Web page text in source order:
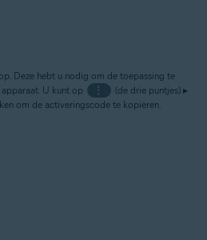
Deze hebt u nodig om de toepassing te
U kunt op
⋮
(de drie puntjes) ▸
om de activeringscode te kopiëren.